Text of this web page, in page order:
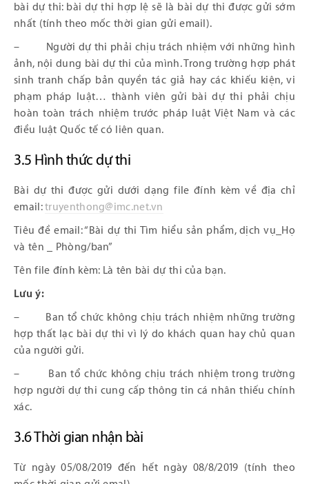
bài dự thi: bài dự thi hợp lệ sẽ là bài dự thi được gửi sớm
nhất (tính theo mốc thời gian gửi email).
– Người dự thi phải chịu trách nhiệm với những hình
ảnh, nội dung bài dự thi của mình. Trong trường hợp phát
sinh tranh chấp bản quyền tác giả hay các khiếu kiện, vi
phạm pháp luật… thành viên gửi bài dự thi phải chịu
hoàn toàn trách nhiệm trước pháp luật Việt Nam và các
điều luật Quốc tế có liên quan.
3.5 Hình thức dự thi
Bài dự thi được gửi dưới dạng file đính kèm về địa chỉ
email:truyenthong@imc.net.vn
Tiêu đề email: “Bài dự thi Tìm hiểu sản phẩm, dịch vụ_Họ
và tên _ Phòng/ban”
Tên file đính kèm: Là tên bài dự thi của bạn.
Lưu ý:
– Ban tổ chức không chịu trách nhiệm những trường
hợp thất lạc bài dự thi vì lý do khách quan hay chủ quan
của người gửi.
– Ban tổ chức không chịu trách nhiệm trong trường
hợp người dự thi cung cấp thông tin cá nhân thiếu chính
xác.
3.6 Thời gian nhận bài
Từ ngày 05/08/2019 đến hết ngày 08/8/2019 (tính theo